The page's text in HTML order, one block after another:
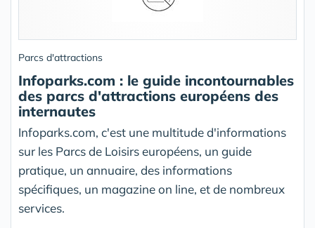
Parcs d'attractions
Infoparks.com : le guide incontournables
des parcs d'attractions européens des
internautes
Infoparks.com, c'est une multitude d'informations
sur les Parcs de Loisirs européens, un guide
pratique, un annuaire, des informations
spécifiques, un magazine on line, et de nombreux
services.